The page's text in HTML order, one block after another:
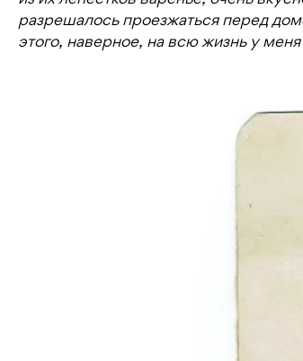
разрешалось проезжаться перед
этого, наверное, на всю жизнь у